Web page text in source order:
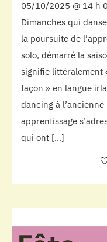
05/10/2025 @ 14 h
Dimanches qui
la poursuite de
solo, démarré la
signifie littéralement
façon » en langue
dancing à
apprentissage
qui ont […]